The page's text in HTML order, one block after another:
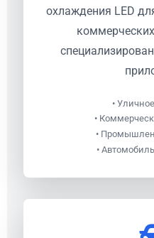
охлаждения LED
•
•
•
•